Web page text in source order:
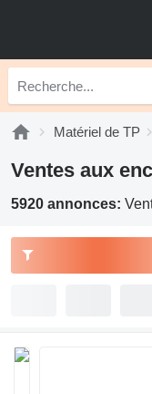
Matériel de TP
Ventes aux
5920 annonces: